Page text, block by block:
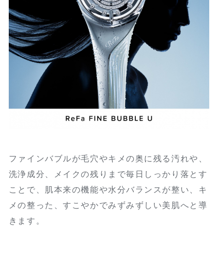
ファインバブルが毛穴やキメの奥に残る汚れや、
洗浄成分、メイクの残りまで毎日しっかり落とす
ことで、肌本来の機能や水分バランスが整い、キ
メの整った、すこやかでみずみずしい美肌へと導
きます。